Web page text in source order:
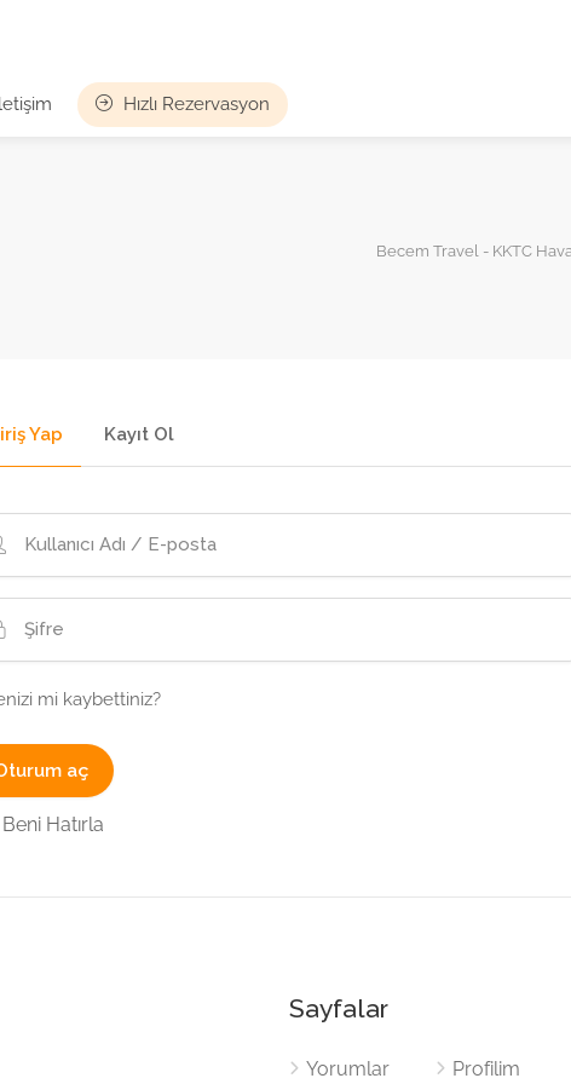
Hızlı Rezervasyon
Becem Travel - KKTC
Yap Kayıt Ol
mi kaybettiniz?
Beni Hatırla
Sayfalar
Yorumlar Profilim